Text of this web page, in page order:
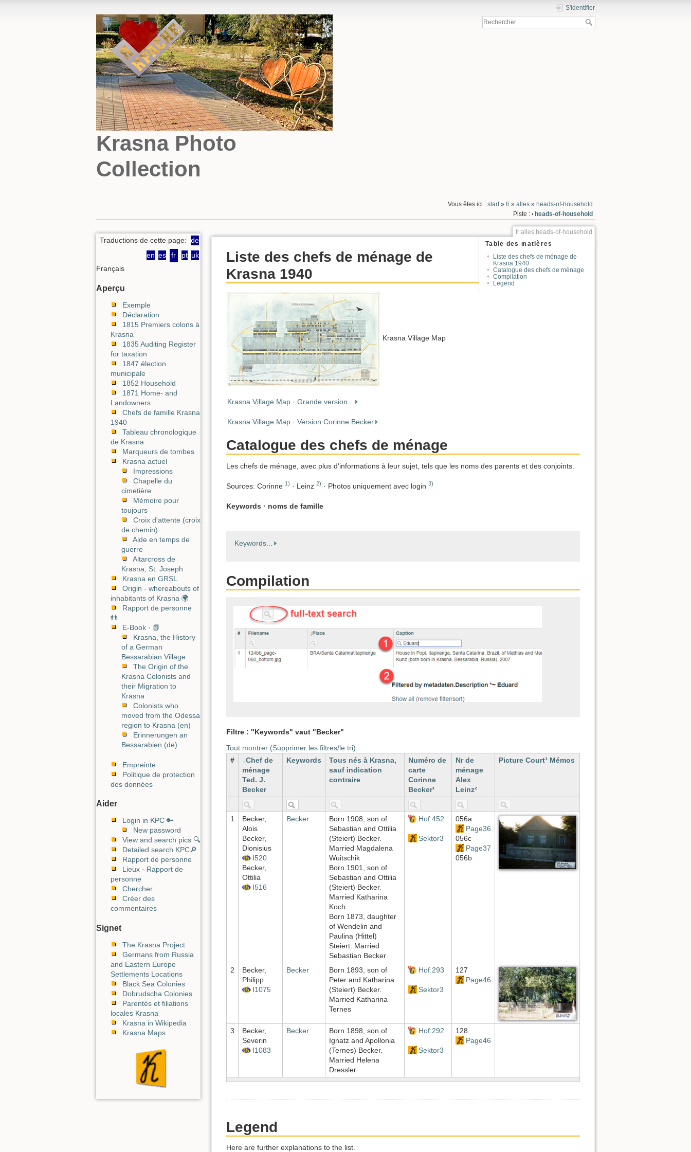
Krasna Photo
Collection
S'identifier
Vous êtes ici : start» fr» alles» heads-of-household
Piste : • heads-of-household
Traductions de cette page: de
en es fr pt uk
Français
Aperçu
Exemple
Déclaration
1815 Premiers colons à
Krasna
1835 Auditing Register
for taxation
1847 élection
municipale
1852 Household
1871 Home- and
Landowners
Chefs de famille Krasna
1940
Tableau chronologique
de Krasna
Marqueurs de tombes
Krasna actuel
Impressions
Chapelle du
cimetière
Mémoire pour
toujours
Croix d'attente (croix
de chemin)
Aide en temps de
guerre
Altarcross de
Krasna, St. Joseph
Krasna en GRSL
Origin - whereabouts of
inhabitants of Krasna 🌍
Rapport de personne
👬
E-Book · 📗
Krasna, the History
of a German
Bessarabian Village
The Origin of the
Krasna Colonists and
their Migration to
Krasna
Colonists who
moved from the Odessa
region to Krasna (en)
Erinnerungen an
Bessarabien (de)
Empreinte
Politique de protection
des données
Aider
Login in KPC 🔑
New password
View and search pics 🔍
Detailed search KPC🔎
Rapport de personne
Lieux · Rapport de
personne
Chercher
Créer des
commentaires
Signet
The Krasna Project
Germans from Russia
and Eastern Europe
Settlements Locations
Black Sea Colonies
Dobrudscha Colonies
Parentés et filiations
locales Krasna
Krasna in Wikipedia
Krasna Maps
fr:alles:heads-of-household
Table des matières
Liste des chefs de ménage de
Krasna 1940
Catalogue des chefs de ménage
Compilation
Legend
Liste des chefs de ménage de
Krasna 1940
Krasna Village Map
Krasna Village Map · Grande version...
Krasna Village Map · Version Corinne Becker
Catalogue des chefs de ménage
Les chefs de ménage, avec plus d'informations à leur sujet, tels que les noms des parents et des conjoints.
Sources: Corinne 1) · Leinz 2) · Photos uniquement avec login 3)
Keywords · noms de famille
Keywords...
Compilation
Filtre : "Keywords" vaut "Becker"
Tout montrer (Supprimer les filtres/le tri)
#
Chef de
ménage
Ted. J.
Becker
Keywords
Tous nés à Krasna,
sauf indication
contraire
Numéro de
carte
Corinne
Becker¹
Nr de
ménage
Alex
Leinz²
Picture Court³ Mémos
1
Becker,
Alois
Becker,
Dionisius
I520
Becker,
Ottilia
I516
Becker
Born 1908, son of
Sebastian and Ottilia
(Steiert) Becker.
Married Magdalena
Wuitschik
Born 1901, son of
Sebastian and Ottilia
(Steiert) Becker.
Married Katharina
Koch
Born 1873, daughter
of Wendelin and
Paulina (Hittel)
Steiert. Married
Sebastian Becker
Hof:452
Sektor3
056a
Page36
056c
Page37
056b
2
Becker,
Philipp
I1075
Becker
Born 1893, son of
Peter and Katharina
(Steiert) Becker.
Married Katharina
Ternes
Hof:293
Sektor3
127
Page46
3
Becker,
Severin
I1083
Becker
Born 1898, son of
Ignatz and Apollonia
(Ternes) Becker.
Married Helena
Dressler
Hof:292
Sektor3
128
Page46
Legend
Here are further explanations to the list.